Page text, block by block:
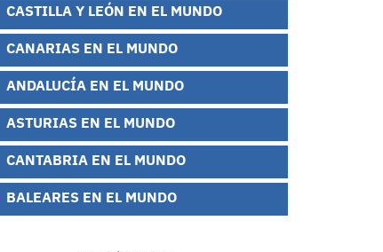
CASTILLA Y LEÓN EN EL MUNDO
CANARIAS EN EL MUNDO
ANDALUCÍA EN EL MUNDO
ASTURIAS EN EL MUNDO
CANTABRIA EN EL MUNDO
BALEARES EN EL MUNDO